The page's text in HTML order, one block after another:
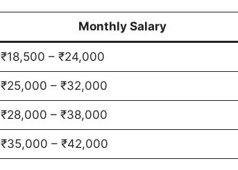
Monthly Salary
₹18,500 – ₹24,000
₹25,000 – ₹32,000
₹28,000 – ₹38,000
₹35,000 – ₹42,000